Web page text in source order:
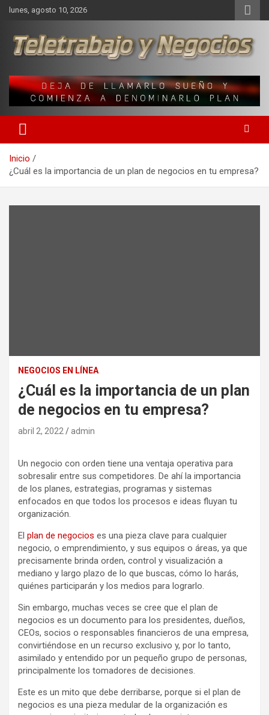
Saltarlunes, agosto 10, 2026
Teletrabajo y Negocios
Inicio
¿Cuál es la importancia de un plan de negocios en tu empresa?
NEGOCIOS EN LÍNEA
¿Cuál es la importancia de un plan
de negocios en tu empresa?
abril 2, 2022 admin
Un negocio con orden tiene una ventaja operativa para
sobresalir entre sus competidores. De ahí la importancia
de los planes, estrategias, programas y sistemas
enfocados en que todos los procesos e ideas fluyan tu
organización.
El plan de negocios es una pieza clave para cualquier
negocio, o emprendimiento, y sus equipos o áreas, ya que
precisamente brinda orden, control y visualización a
mediano y largo plazo de lo que buscas, cómo lo harás,
quiénes participarán y los medios para lograrlo.
Sin embargo, muchas veces se cree que el plan de
negocios es un documento para los presidentes, dueños,
CEOs, socios o responsables financieros de una empresa,
convirtiéndose en un recurso exclusivo y, por lo tanto,
asimilado y entendido por un pequeño grupo de personas,
principalmente los tomadores de decisiones.
Este es un mito que debe derribarse, porque si el plan de
negocios es una pieza medular de la organización es